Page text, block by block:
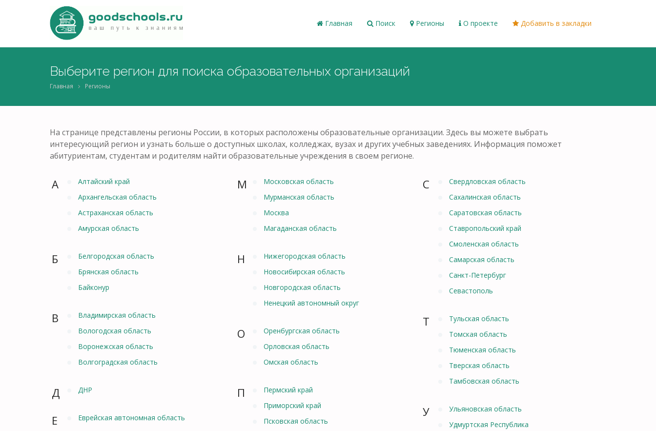
Главная Поиск Регионы О проекте Добавить в закладки
Выберите регион для поиска образовательных организаций
Главная Регионы
На странице представлены регионы России, в которых расположены образовательные организации. Здесь вы можете выбрать
интересующий регион и узнать больше о доступных школах, колледжах, вузах и других учебных заведениях. Информация поможет
абитуриентам, студентам и родителям найти образовательные учреждения в своем регионе.
А
Алтайский край
Архангельская область
Астраханская область
Амурская область
Б
Белгородская область
Брянская область
Байконур
В
Владимирская область
Вологодская область
Воронежская область
Волгоградская область
Д ДНР
Е Еврейская автономная область
М
Московская область
Мурманская область
Москва
Магаданская область
Н
Нижегородская область
Новосибирская область
Новгородская область
Ненецкий автономный округ
О
Оренбургская область
Орловская область
Омская область
П
Пермский край
Приморский край
Псковская область
С
Свердловская область
Сахалинская область
Саратовская область
Ставропольский край
Смоленская область
Самарская область
Санкт-Петербург
Севастополь
Т
Тульская область
Томская область
Тюменская область
Тверская область
Тамбовская область
У
Ульяновская область
Удмуртская Республика